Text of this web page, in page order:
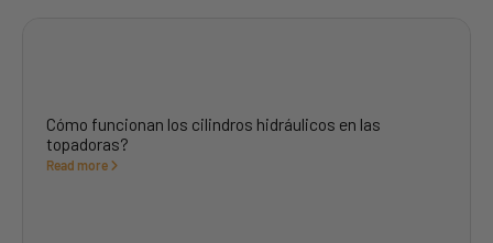
Cómo funcionan los cilindros hidráulicos en las
topadoras?
Read more